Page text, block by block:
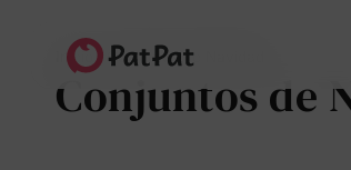
Inicio Conjuntos de Navidad
Conjuntos de